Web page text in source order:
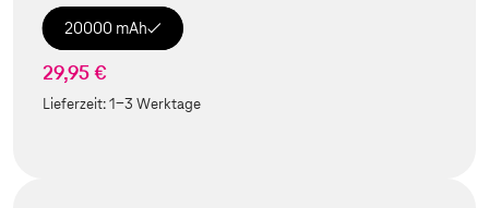
20000 mAh
29,95 €
Lieferzeit:1-3 Werktage